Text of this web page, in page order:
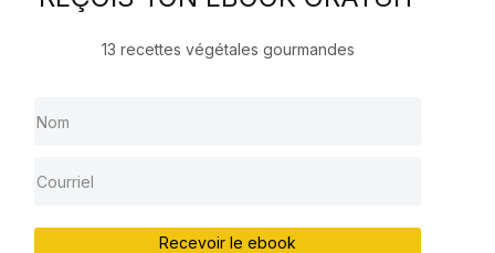
13 recettes végétales gourmandes
Recevoir le ebook